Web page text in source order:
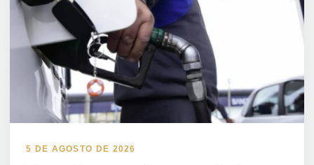
5 DE AGOSTO DE 2026